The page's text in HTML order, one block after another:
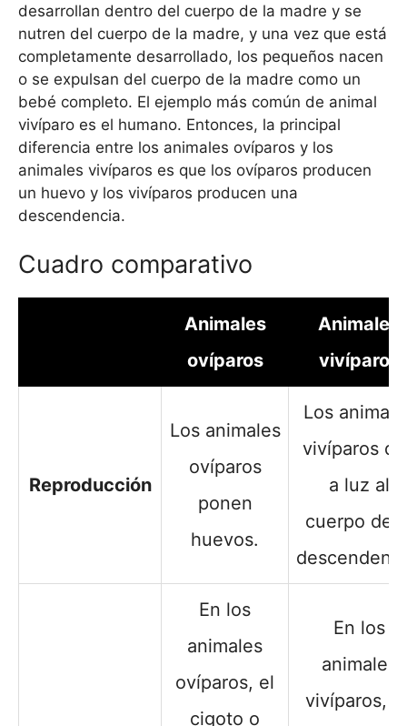
desarrollan dentro del cuerpo de la madre y se
nutren del cuerpo de la madre, y una vez que está
completamente desarrollado, los pequeños nacen
o se expulsan del cuerpo de la madre como un
bebé completo. El ejemplo más común de animal
vivíparo es el humano. Entonces, la principal
diferencia entre los animales ovíparos y los
animales vivíparos es que los ovíparos producen
un huevo y los vivíparos producen una
descendencia.
Cuadro comparativo
Animales
ovíparos
Animales
vivíparos
Reproducción
Los animales
ovíparos
ponen
huevos.
Los
vivíparos
a luz al
cuerpo de
En los
animales
ovíparos, el
cigoto o
En los
animales
vivíparos,